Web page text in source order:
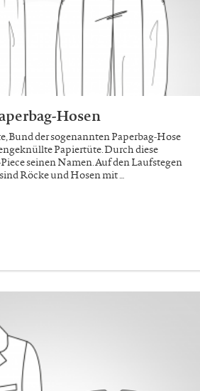
Hosen
Bund der sogenannten Paperbag-Hose
Papiertüte. Durch diese
seinen Namen. Auf den Laufstegen
Röcke und Hosen mit …